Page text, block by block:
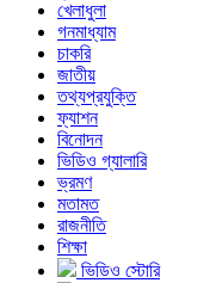
খেলাধুলা
গনমাধ্যাম
চাকরি
জাতীয়
তথ্যপ্রযুক্তি
ফ্যাশন
বিনোদন
ভিডিও গ্যালারি
ভ্রমণ
মতামত
রাজনীতি
শিক্ষা
ভিডিও স্টোরি